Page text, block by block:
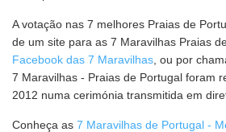
A votação nas 7 melhores Praias de
de um site para as 7 Maravilhas Praias
Facebook das 7 Maravilhas , ou por
7 Maravilhas - Praias de Portugal foram
2012 numa cerimónia transmitida em
Conheça as 7 Maravilhas de Portugal -